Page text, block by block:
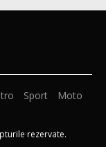
Sport
Moto
rezervate.